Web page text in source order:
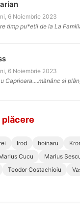
6 Noiembrie 2023
timp pu*etii de la La
6 Noiembrie 2023
Caprioara....mănânc si
Irod hoinaru
Cucu Marius
Teodor Costachioiu